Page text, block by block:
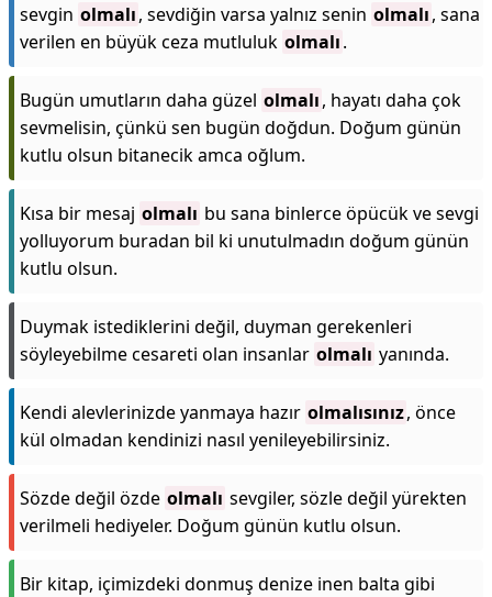
sevgin olmalı, sevdiğin varsa yalnız senin olmalı, sana
verilen en büyük ceza mutluluk olmalı.
Bugün umutların daha güzel olmalı, hayatı daha çok
sevmelisin, çünkü sen bugün doğdun. Doğum günün
kutlu olsun bitanecik amca oğlum.
Kısa bir mesaj olmalı bu sana binlerce öpücük ve sevgi
yolluyorum buradan bil ki unutulmadın doğum günün
kutlu olsun.
Duymak istediklerini değil, duyman gerekenleri
söyleyebilme cesareti olan insanlar olmalı yanında.
Kendi alevlerinizde yanmaya hazır olmalısınız, önce
kül olmadan kendinizi nasıl yenileyebilirsiniz.
Sözde değil özde olmalı sevgiler, sözle değil yürekten
verilmeli hediyeler. Doğum günün kutlu olsun.
Bir kitap, içimizdeki donmuş denize inen balta gibi